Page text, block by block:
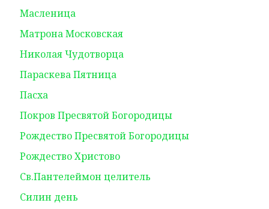
Масленица
Матрона Московская
Николая Чудотворца
Параскева Пятница
Пасха
Покров Пресвятой Богородицы
Рождество Пресвятой Богородицы
Рождество Христово
Св.Пантелеймон целитель
Силин день